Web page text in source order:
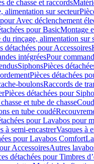
de chasse et raccords
alimentation sur secteur
Avec déclenchement
pour BasicMontage
rinçage, alimentation sur
détachées pour Accessoires
intégréesPour
SiphonsPièces
Pièces détachées
boulonsRaccords de
Pièces détachées pour
et tube de chasse
en tube coudé
pour Lavabos pour
à semi-encastrerVasques à
pour Lavabos Comfort
AccessoiresAutres
détachées pour Timbres